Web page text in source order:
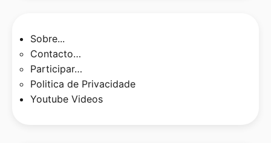
Sobre...
Contacto…
Participar…
Politica de Privacidade
Youtube Videos